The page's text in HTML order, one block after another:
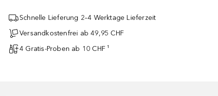
Schnelle Lieferung 2–4 Werktage Lieferzeit
Versandkostenfrei ab 49,95 CHF
4 Gratis-Proben ab 10 CHF ¹